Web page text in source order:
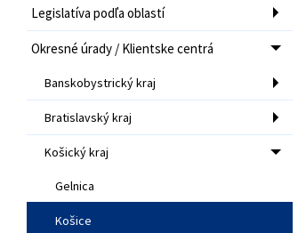
Legislatíva podľa oblastí
Okresné úrady / Klientske centrá
Banskobystrický kraj
Bratislavský kraj
Košický kraj
Gelnica
Košice